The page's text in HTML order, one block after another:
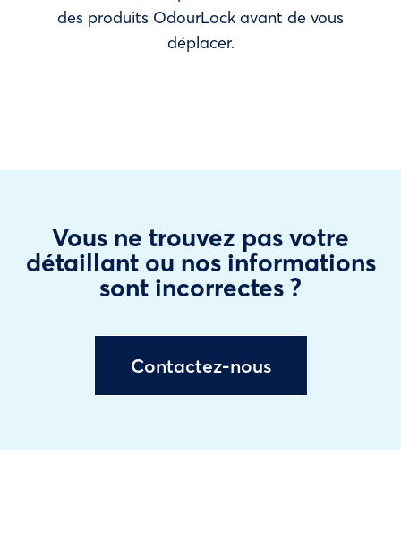
des produits OdourLock avant de vous
déplacer.
Vous ne trouvez pas votre
détaillant ou nos informations
sont incorrectes ?
Contactez-nous